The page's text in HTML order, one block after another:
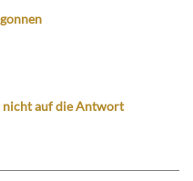
nicht auf die Antwort